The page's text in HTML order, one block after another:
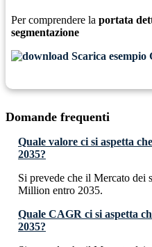
Per comprendere la portata
segmentazione
Scarica
Domande frequenti
Quale valore ci si aspetta
2035?
Si prevede che il Mercato dei
Million entro 2035.
Quale CAGR ci si aspetta
2035?